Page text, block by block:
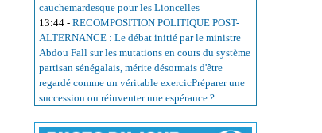
cauchemardesque pour les Lioncelles
13:44 - RECOMPOSITION POLITIQUE POST-
ALTERNANCE : Le débat initié par le ministre
Abdou Fall sur les mutations en cours du système
partisan sénégalais, mérite désormais d'être
regardé comme un véritable exercicPréparer une
succession ou réinventer une espérance ?